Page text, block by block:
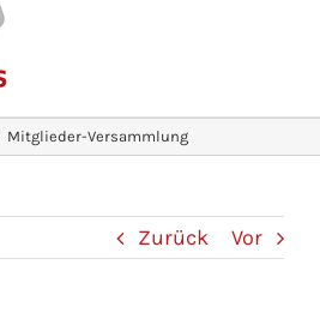
Mitglieder-Versammlung
Zurück Vor